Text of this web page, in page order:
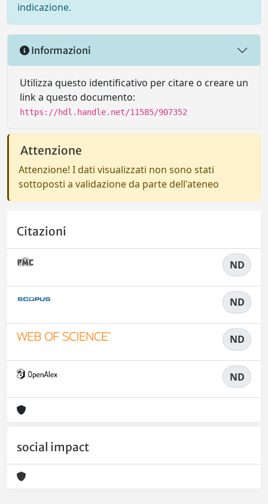
indicazione.
Informazioni
Utilizza questo identificativo per citare o creare un
link a questo documento:
https://hdl.handle.net/11585/907352
Attenzione
Attenzione! I dati visualizzati non sono stati
sottoposti a validazione da parte dell'ateneo
Citazioni
ND
ND
ND
ND
social impact